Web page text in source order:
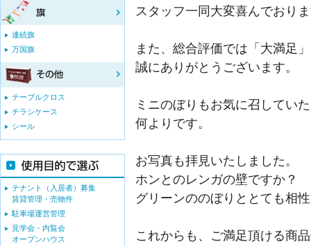
スタッフ一同大変喜んでおり
また、総合評価では「大満足
誠にありがとうございます。
ミニのぼりもお気に召してい
何よりです。
お写真も拝見いたしました。
ホンとのレンガの壁ですか？
グリーンののぼりととても相
これからも、ご満足頂ける商
連続旗
万国旗
テーブルクロス
チラシケース
シール
テナント（入居者）募集
賃貸管理・売物件
駐車場運営管理
見学会・内覧会
オープンハウス